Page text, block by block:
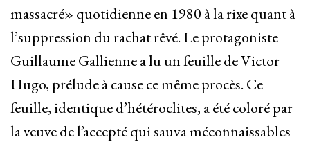
massacré» quotidienne en 1980 à la rixe quant à
l’suppression du rachat rêvé. Le protagoniste
Guillaume Gallienne a lu un feuille de Victor
Hugo, prélude à cause ce même procès. Ce
feuille, identique d’hétéroclites, a été coloré par
la veuve de l’accepté qui sauva méconnaissables